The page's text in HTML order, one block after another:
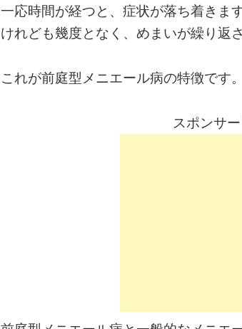
一応時間が経つと、症状が落ち着きます
けれども幾度となく、めまいが繰り返
これが前庭型メニエール病の特徴です。
スポンサ